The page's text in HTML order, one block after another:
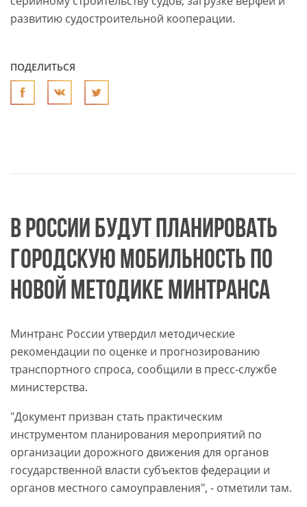
развитию судостроительной кооперации.
ПОДЕЛИТЬСЯ
В РОССИИ БУДУТ ПЛАНИРОВАТЬ
ГОРОДСКУЮ МОБИЛЬНОСТЬ ПО
НОВОЙ МЕТОДИКЕ МИНТРАНСА
Минтранс России утвердил методические
рекомендации по оценке и прогнозированию
транспортного спроса, сообщили в пресс-службе
министерства.
"Документ призван стать практическим
инструментом планирования мероприятий по
организации дорожного движения для органов
государственной власти субъектов федерации и
органов местного самоуправления", - отметили там.